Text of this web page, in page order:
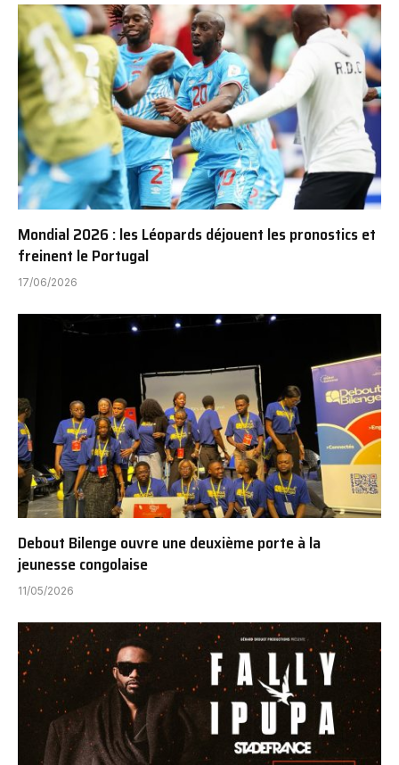
Mondial 2026 : les Léopards déjouent les pronostics et
freinent le Portugal
17/06/2026
Debout Bilenge ouvre une deuxième porte à la
jeunesse congolaise
11/05/2026